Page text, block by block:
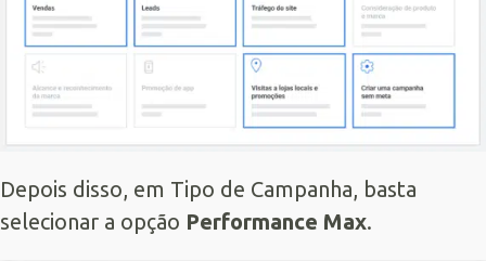
Depois disso, em Tipo de Campanha, basta
selecionar a opção Performance Max.